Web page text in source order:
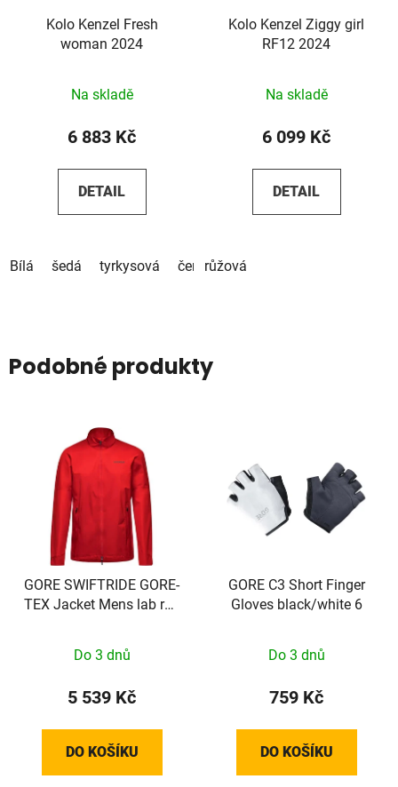
Kolo Kenzel Fresh
woman 2024
Na skladě
6 883 Kč
DETAIL
Bílá šedá tyrkysová červená černo-červená
Kolo Kenzel Ziggy girl
RF12 2024
Na skladě
6 099 Kč
DETAIL
růžová
Podobné produkty
GORE SWIFTRIDE GORE-
TEX Jacket Mens lab red
Do 3 dnů
5 539 Kč
DO KOŠÍKU
GORE C3 Short Finger
Gloves black/white 6
Do 3 dnů
759 Kč
DO KOŠÍKU